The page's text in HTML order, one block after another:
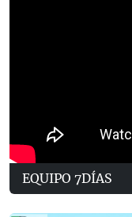
EQUIPO 7DÍAS